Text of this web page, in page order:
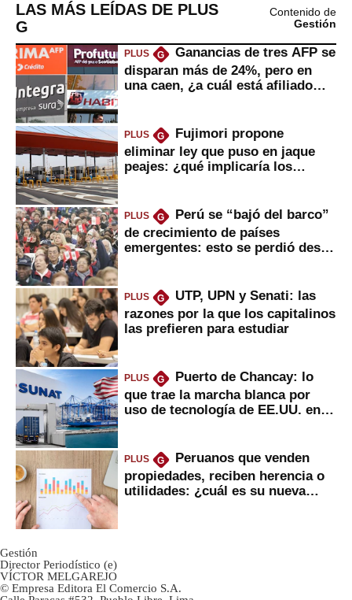
LAS MÁS LEÍDAS DE PLUS
G
Contenido de
Gestión
PLUS G
Ganancias de tres AFP se
disparan más de 24%, pero en
una caen, ¿a cuál está afiliado
PLUS G
Fujimori propone
eliminar ley que puso en jaque
peajes: ¿qué implicaría los
PLUS G
Perú se “bajó del barco”
de crecimiento de países
emergentes: esto se perdió desde
PLUS G
UTP, UPN y Senati: las
razones por la que los capitalinos
las prefieren para estudiar
PLUS G
Puerto de Chancay: lo
que trae la marcha blanca por
uso de tecnología de EE.UU. en
PLUS G
Peruanos que venden
propiedades, reciben herencia o
utilidades: ¿cuál es su nueva
Gestión
Director Periodístico (e)
VÍCTOR MELGAREJO
© Empresa Editora El Comercio S.A.